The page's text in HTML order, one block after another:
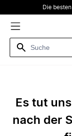
Die
Es tut
nach der